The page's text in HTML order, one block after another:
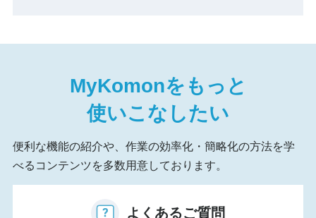
MyKomonをもっと
使いこなしたい
便利な機能の紹介や、作業の効率化・簡略化の方法を学
べるコンテンツを多数用意しております。
よくあるご質問